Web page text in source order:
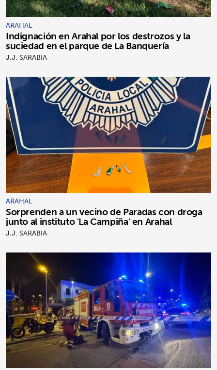
ARAHAL
Indignación en Arahal por los destrozos y la
suciedad en el parque de La Banquería
J.J. SARABIA
ARAHAL
Sorprenden a un vecino de Paradas con droga
junto al instituto 'La Campiña' en Arahal
J.J. SARABIA